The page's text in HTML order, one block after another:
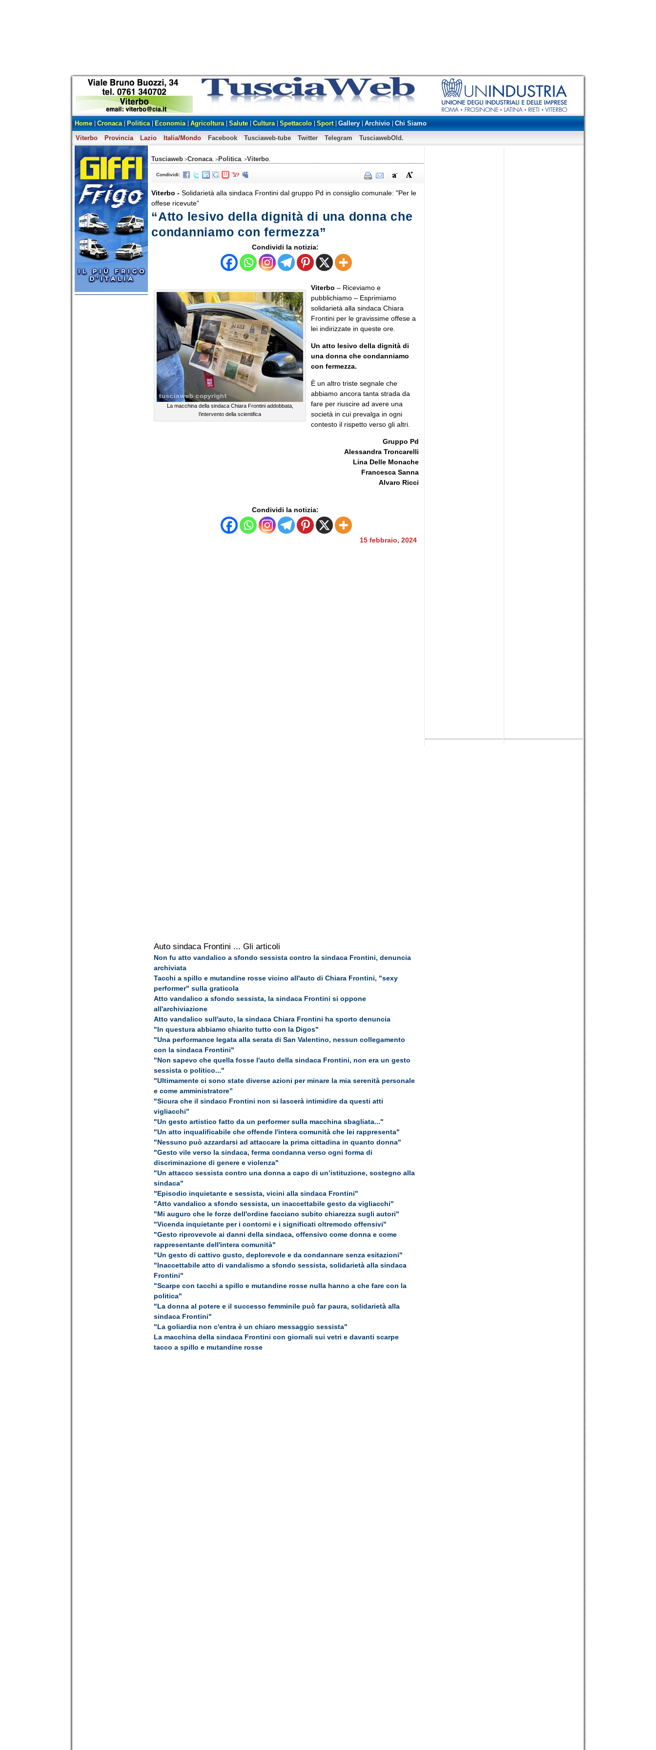
Home Cronaca Politica Economia Agricoltura Salute Cultura Spettacolo Sport Gallery Archivio
Chi Siamo
Viterbo
Provincia Lazio Italia/Mondo Facebook Tusciaweb-tube Twitter Telegram TusciawebOld.
Tusciaweb >Cronaca , >Politica , >Viterbo
Condividi:
Viterbo - Solidarietà alla sindaca Frontini dal gruppo Pd in consiglio comunale: "Per le
offese ricevute"
“Atto lesivo della dignità di una donna che
condanniamo con fermezza”
Condividi la notizia:
La macchina della sindaca Chiara Frontini addobbata,
l’intervento della scientifica
Viterbo – Riceviamo e
pubblichiamo – Esprimiamo
solidarietà alla sindaca Chiara
Frontini per le gravissime offese a
lei indirizzate in queste ore.
Un atto lesivo della dignità di
una donna che condanniamo
con fermezza.
È un altro triste segnale che
abbiamo ancora tanta strada da
fare per riuscire ad avere una
società in cui prevalga in ogni
contesto il rispetto verso gli altri.
Gruppo Pd
Alessandra Troncarelli
Lina Delle Monache
Francesca Sanna
Alvaro Ricci
Condividi la notizia:
15 febbraio, 2024
Auto sindaca Frontini ... Gli articoli
Non fu atto vandalico a sfondo sessista contro la sindaca Frontini, denuncia
archiviata
Tacchi a spillo e mutandine rosse vicino all'auto di Chiara Frontini, "sexy
performer" sulla graticola
Atto vandalico a sfondo sessista, la sindaca Frontini si oppone
all'archiviazione
Atto vandalico sull'auto, la sindaca Chiara Frontini ha sporto denuncia
"In questura abbiamo chiarito tutto con la Digos"
"Una performance legata alla serata di San Valentino, nessun collegamento
con la sindaca Frontini"
"Non sapevo che quella fosse l'auto della sindaca Frontini, non era un gesto
sessista o politico..."
"Ultimamente ci sono state diverse azioni per minare la mia serenità personale
e come amministratore”
"Sicura che il sindaco Frontini non si lascerà intimidire da questi atti
vigliacchi"
"Un gesto artistico fatto da un performer sulla macchina sbagliata..."
"Un atto inqualificabile che offende l'intera comunità che lei rappresenta"
"Nessuno può azzardarsi ad attaccare la prima cittadina in quanto donna"
"Gesto vile verso la sindaca, ferma condanna verso ogni forma di
discriminazione di genere e violenza"
"Un attacco sessista contro una donna a capo di un’istituzione, sostegno alla
sindaca"
"Episodio inquietante e sessista, vicini alla sindaca Frontini"
"Atto vandalico a sfondo sessista, un inaccettabile gesto da vigliacchi"
"Mi auguro che le forze dell'ordine facciano subito chiarezza sugli autori"
"Vicenda inquietante per i contorni e i significati oltremodo offensivi"
"Gesto riprovevole ai danni della sindaca, offensivo come donna e come
rappresentante dell'intera comunità"
"Un gesto di cattivo gusto, deplorevole e da condannare senza esitazioni"
"Inaccettabile atto di vandalismo a sfondo sessista, solidarietà alla sindaca
Frontini"
"Scarpe con tacchi a spillo e mutandine rosse nulla hanno a che fare con la
politica"
"La donna al potere e il successo femminile può far paura, solidarietà alla
sindaca Frontini"
"La goliardia non c'entra è un chiaro messaggio sessista"
La macchina della sindaca Frontini con giornali sui vetri e davanti scarpe
tacco a spillo e mutandine rosse